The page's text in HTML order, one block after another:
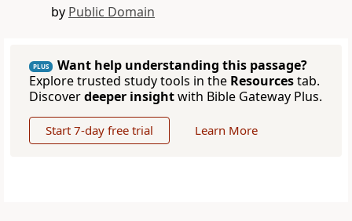
by Public Domain
PLUS
Want help understanding this passage?
Explore trusted study tools in the Resourcestab.
Discoverdeeper insightwith Bible Gateway Plus.
Start 7-day free trial Learn More